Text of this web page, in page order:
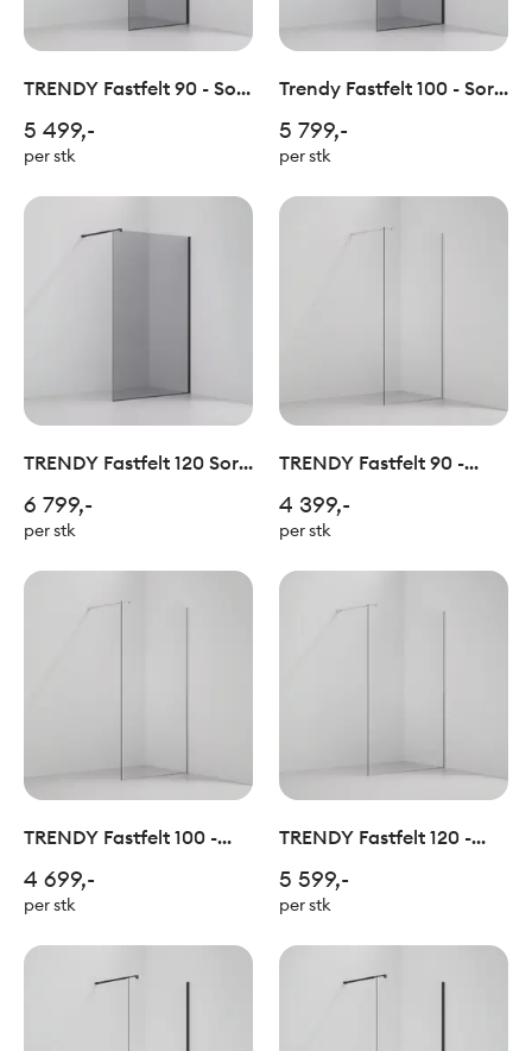
TRENDY Fastfelt 90 - Sort
5 499,-
per stk
Trendy Fastfelt 100 - Sort
5 799,-
per stk
TRENDY Fastfelt 120 Sort
6 799,-
per stk
TRENDY Fastfelt 90 -
4 399,-
per stk
TRENDY Fastfelt 100 -
4 699,-
per stk
TRENDY Fastfelt 120 -
5 599,-
per stk